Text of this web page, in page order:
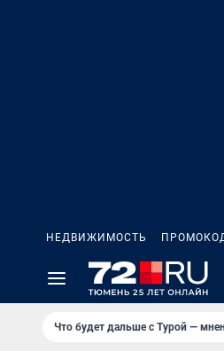
НЕДВИЖИМОСТЬ
Что будет дальше с Турой —